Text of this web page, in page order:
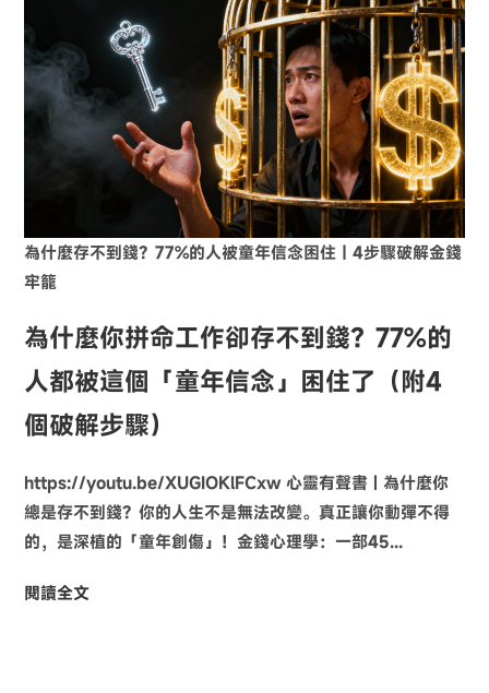
為什麼存不到錢？77%的人被童年信念困住｜4步驟破解金錢
牢籠
為什麼你拼命工作卻存不到錢？77%的
人都被這個「童年信念」困住了（附4
個破解步驟）
https://youtu.be/XUGIOKlFCxw 心靈有聲書 | 為什麼你
總是存不到錢？你的人生不是無法改變。真正讓你動彈不得
的，是深植的「童年創傷」！金錢心理學：一部45...
閱讀全文